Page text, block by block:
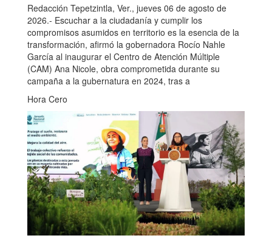
Redacción Tepetzintla, Ver., jueves 06 de agosto de
2026.- Escuchar a la ciudadanía y cumplir los
compromisos asumidos en territorio es la esencia de la
transformación, afirmó la gobernadora Rocío Nahle
García al inaugurar el Centro de Atención Múltiple
(CAM) Ana Nicole, obra comprometida durante su
campaña a la gubernatura en 2024, tras a
Hora Cero